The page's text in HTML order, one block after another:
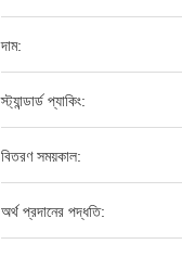
দাম:
স্ট্যান্ডার্ড প্যাকিং:
বিতরণ সময়কাল:
অর্থ প্রদানের পদ্ধতি: